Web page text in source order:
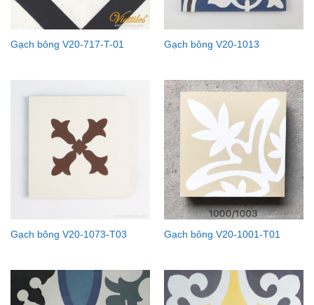
Gạch bông V20-717-T-01 Gạch bông V20-1013
Gạch bông V20-1073-T03 Gạch bông V20-1001-T01